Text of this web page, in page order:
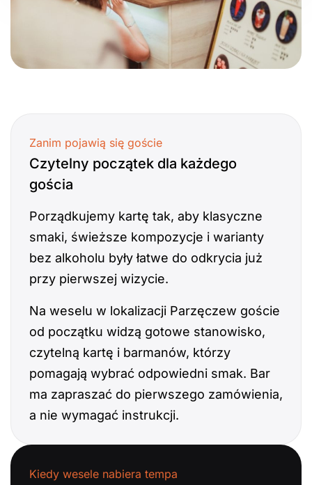
Zanim pojawią się goście
Czytelny początek dla każdego
gościa
Porządkujemy kartę tak, aby klasyczne
smaki, świeższe kompozycje i warianty
bez alkoholu były łatwe do odkrycia już
przy pierwszej wizycie.
Na weselu w lokalizacji Parzęczew goście
od początku widzą gotowe stanowisko,
czytelną kartę i barmanów, którzy
pomagają wybrać odpowiedni smak. Bar
ma zapraszać do pierwszego zamówienia,
a nie wymagać instrukcji.
Kiedy wesele nabiera tempa